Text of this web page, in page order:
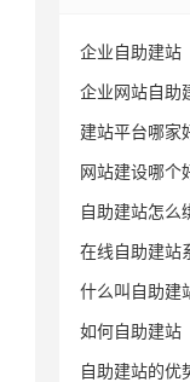
企业自助建站
企业网站自助
建站平台哪家
网站建设哪个
自助建站怎么
在线自助建站
什么叫自助建
如何自助建站
自助建站的优